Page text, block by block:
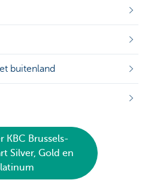
buitenland
KBC Brussels-
Silver, Gold en